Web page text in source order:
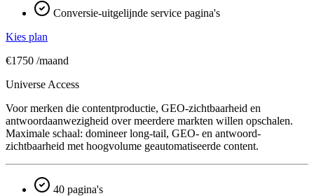
Conversie-uitgelijnde service pagina's
Kies plan
€1750 /maand
Universe Access
Voor merken die contentproductie, GEO-zichtbaarheid en
antwoord­aanwezigheid over meerdere markten willen opschalen.
Maximale schaal: domineer long-tail, GEO- en antwoord­
zichtbaarheid met hoogvolume geautomatiseerde content.
40 pagina's